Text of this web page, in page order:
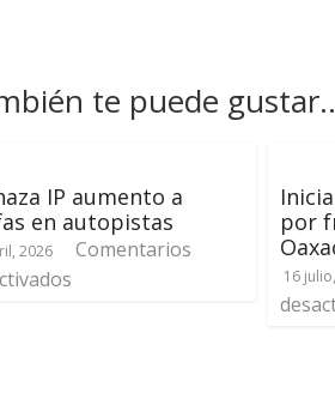
te puede
IP aumento a
en autopistas
2026
Comentarios
por
16